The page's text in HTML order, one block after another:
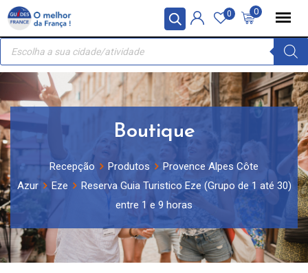
Painel de Gerenciamento de Cookies
Skip
content
0
0
Recherche
produits
Boutique
Recepção Produtos
Provence Alpes Côte
Azur
Eze
Reserva Guia Turistico Eze (Grupo de 1 até 30)
entre 1 e 9 horas